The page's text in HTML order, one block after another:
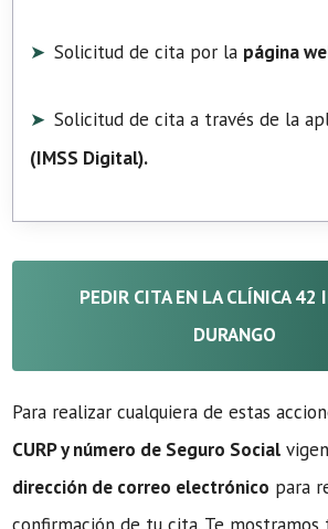
Solicitud de cita por la página
Solicitud de cita a través de la
(IMSS Digital).
PEDIR CITA EN LA CLÍNICA 42
DURANGO
Para realizar cualquiera de estas
CURP y número de Seguro Social
dirección de correo electrónico para